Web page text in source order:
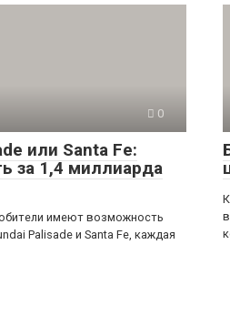
0
или Santa Fe:
за 1,4 миллиарда
имеют возможность
Palisade и Santa Fe, каждая